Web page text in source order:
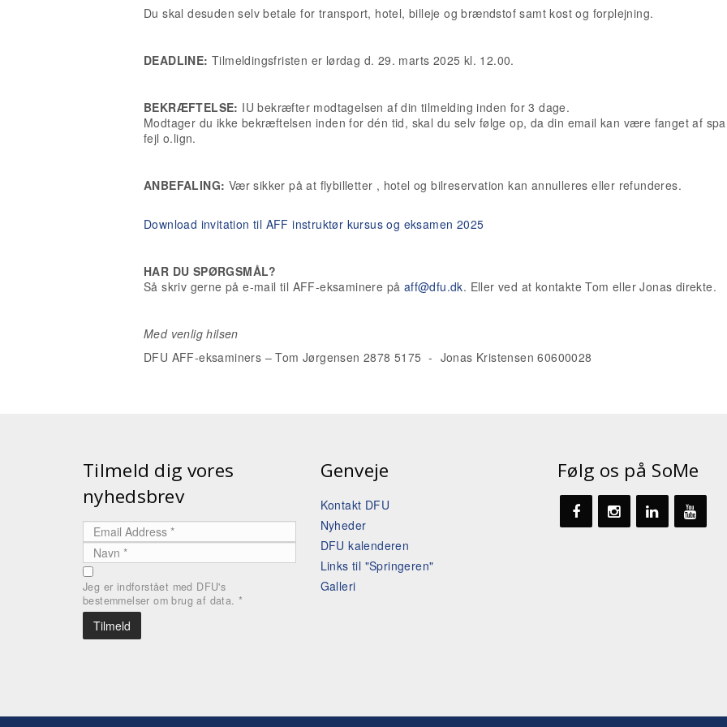
Du skal desuden selv betale for transport, hotel, billeje og brændstof samt kost og forplejning.
DEADLINE: Tilmeldingsfristen er lørdag d. 29. marts 2025 kl. 12.00.
BEKRÆFTELSE: IU bekræfter modtagelsen af din tilmelding inden for 3 dage.
Modtager du ikke bekræftelsen inden for dén tid, skal du selv følge op, da din email kan være fanget af
fejl o.lign.
ANBEFALING: Vær sikker på at flybilletter , hotel og bilreservation kan annulleres eller refunderes.
Download invitation til AFF instruktør kursus og eksamen 2025
HAR DU SPØRGSMÅL?
Så skriv gerne på e-mail til AFF-eksaminere på aff@dfu.dk. Eller ved at kontakte Tom eller Jonas direkte.
Med venlig hilsen
DFU AFF-eksaminers – Tom Jørgensen 2878 5175 - Jonas Kristensen 60600028
Tilmeld dig vores
nyhedsbrev
Jeg er indforstået med DFU's
bestemmelser om brug af data. *
Genveje
Kontakt DFU
Nyheder
DFU kalenderen
Links til "Springeren"
Galleri
Følg os på SoMe